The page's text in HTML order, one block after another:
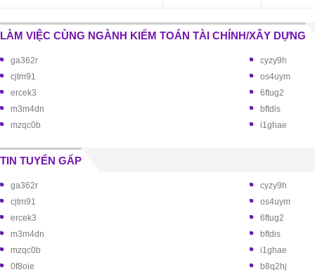
LÀM VIỆC CÙNG NGÀNH KIẾM TOÁN TÀI CHÍNH/XÂY DỰNG
ga362r
cyzy9h
cjtm91
os4uym
ercek3
6ftug2
m3m4dn
bftdis
mzqc0b
i1ghae
TIN TUYỂN GẤP
ga362r
cyzy9h
cjtm91
os4uym
ercek3
6ftug2
m3m4dn
bftdis
mzqc0b
i1ghae
0f8oie
b8q2hj